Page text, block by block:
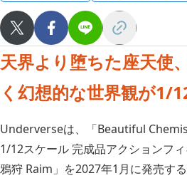
天界より堕ちた座天使
く幻想的な世界観が1/
Underverseは、「Beautiful
1/12スケール 完成品アクションフ
鴉狩 Raim」を2027年1月に発売する